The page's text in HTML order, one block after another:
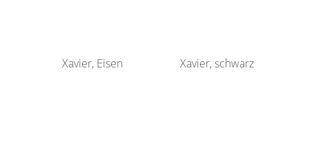
Xavier, Eisen Xavier, schwarz